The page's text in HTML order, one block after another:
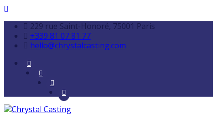
229 rue Saint-Honoré, 75001 Paris
+339 81 07 81 77
hello@chrystalcasting.com